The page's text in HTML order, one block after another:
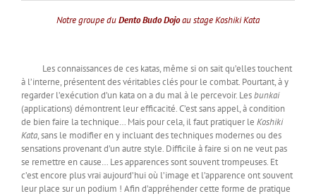
Notre groupe duDento Budo Dojoau stage Koshiki Kata
Les connaissances de ces katas, même si on sait qu’elles touchent
à l’interne, présentent des véritables clés pour le combat. Pourtant, à y
regarder l’exécution d’un kata on a du mal à le percevoir. Lesbunkai
(applications) démontrent leur efficacité. C’est sans appel, à condition
de bien faire la technique… Mais pour cela, il faut pratiquer le Koshiki
Kata, sans le modifier en y incluant des techniques modernes ou des
sensations provenant d’un autre style. Difficile à faire si on ne veut pas
se remettre en cause… Les apparences sont souvent trompeuses. Et
c’est encore plus vrai aujourd’hui où l’image et l’apparence ont souvent
leur place sur un podium ! Afin d’appréhender cette forme de pratique